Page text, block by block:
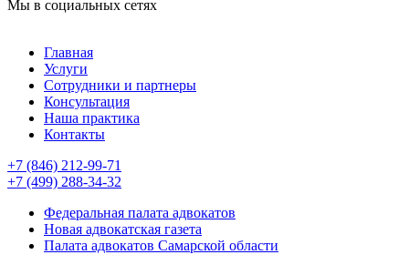
Мы в социальных сетях
Главная
Услуги
Сотрудники и партнеры
Консультация
Наша практика
Контакты
+7 (846) 212-99-71
+7 (499) 288-34-32
Федеральная палата адвокатов
Новая адвокатская газета
Палата адвокатов Самарской области